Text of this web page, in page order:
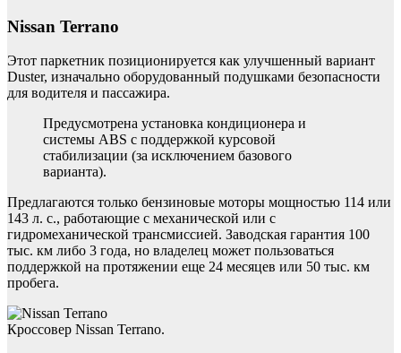
Nissan Terrano
Этот паркетник позиционируется как улучшенный вариант
Duster, изначально оборудованный подушками безопасности
для водителя и пассажира.
Предусмотрена установка кондиционера и
системы ABS с поддержкой курсовой
стабилизации (за исключением базового
варианта).
Предлагаются только бензиновые моторы мощностью 114 или
143 л. с., работающие с механической или с
гидромеханической трансмиссией. Заводская гарантия 100
тыс. км либо 3 года, но владелец может пользоваться
поддержкой на протяжении еще 24 месяцев или 50 тыс. км
пробега.
Кроссовер Nissan Terrano.